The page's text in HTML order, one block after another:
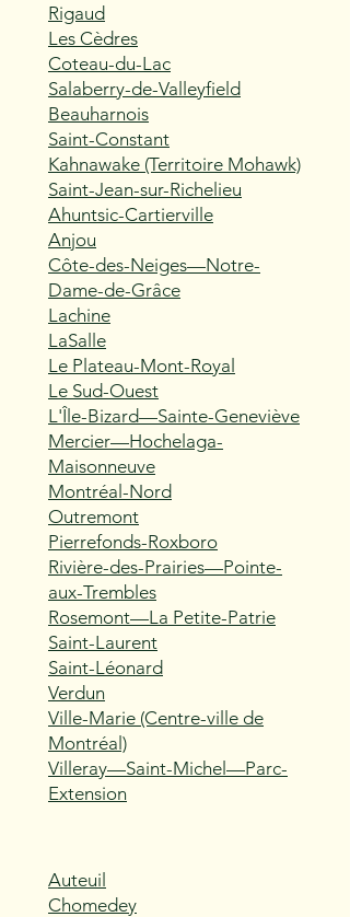
Rigaud
Les Cèdres
Coteau-du-Lac
Salaberry-de-Valleyfield
Beauharnois
Saint-Constant
Kahnawake (Territoire Mohawk)
Saint-Jean-sur-Richelieu
Ahuntsic-Cartierville
Anjou
Côte-des-Neiges—Notre-
Dame-de-Grâce
Lachine
LaSalle
Le Plateau-Mont-Royal
Le Sud-Ouest
L'Île-Bizard—Sainte-Geneviève
Mercier—Hochelaga-
Maisonneuve
Montréal-Nord
Outremont
Pierrefonds-Roxboro
Rivière-des-Prairies—Pointe-
aux-Trembles
Rosemont—La Petite-Patrie
Saint-Laurent
Saint-Léonard
Verdun
Ville-Marie (Centre-ville de
Montréal)
Villeray—Saint-Michel—Parc-
Extension
Auteuil
Chomedey